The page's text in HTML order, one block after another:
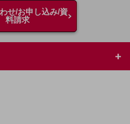
解決や
せ/お申し込み/資
料請求